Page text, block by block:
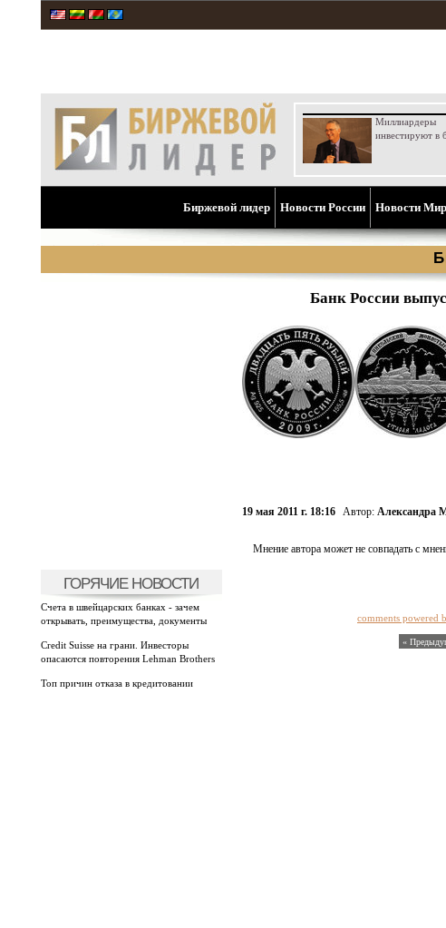
Миллиардеры
инвестируют в
Биржевой лидер Новости России Новости
ГОРЯЧИЕ НОВОСТИ
Счета в швейцарских банках - зачем
открывать, преимущества, документы
Credit Suisse на грани. Инвесторы
опасаются повторения Lehman Brothers
Топ причин отказа в кредитовании
Банк России
19 мая 2011 г. 18:16 Автор: Александра
Мнение автора может не совпадать с
comments powered
«